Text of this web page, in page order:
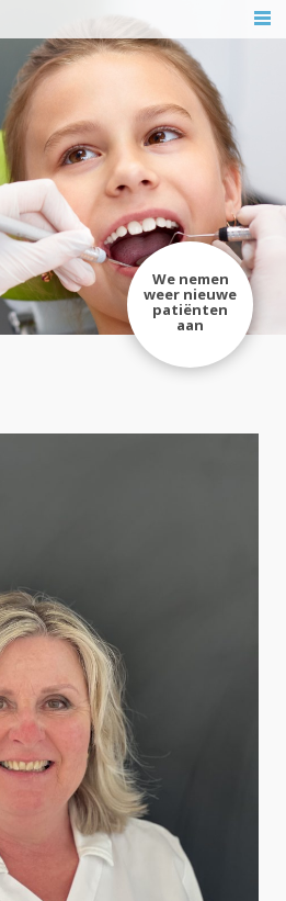
We nemen
weer nieuwe
patiënten
aan